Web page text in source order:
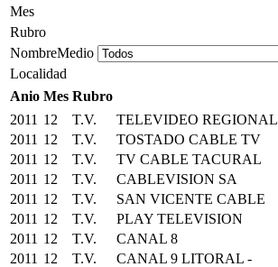
Mes
Rubro
NombreMedio
Localidad
Anio Mes Rubro
2011 12 T.V. TELEVIDEO REGIONAL
2011 12 T.V. TOSTADO CABLE TV
2011 12 T.V. TV CABLE TACURAL
2011 12 T.V. CABLEVISION SA
2011 12 T.V. SAN VICENTE CABLE
2011 12 T.V. PLAY TELEVISION
2011 12 T.V. CANAL 8
2011 12 T.V. CANAL 9 LITORAL -